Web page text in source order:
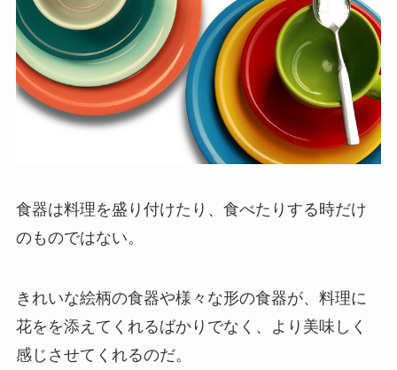
食器は料理を盛り付けたり、食べたりする時だけ
のものではない。
きれいな絵柄の食器や様々な形の食器が、料理に
花をを添えてくれるばかりでなく、より美味しく
感じさせてくれるのだ。